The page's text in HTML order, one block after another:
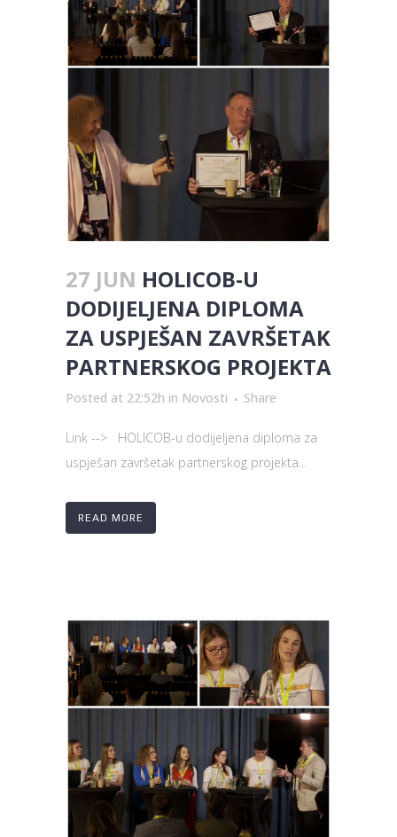
27 JUN HOLICOB-U
DODIJELJENA DIPLOMA
ZA USPJEŠAN ZAVRŠETAK
PARTNERSKOG PROJEKTA
Posted at 22:52h in Novosti Share
Link --> HOLICOB-u dodijeljena diploma za
uspješan završetak partnerskog projekta...
READ MORE